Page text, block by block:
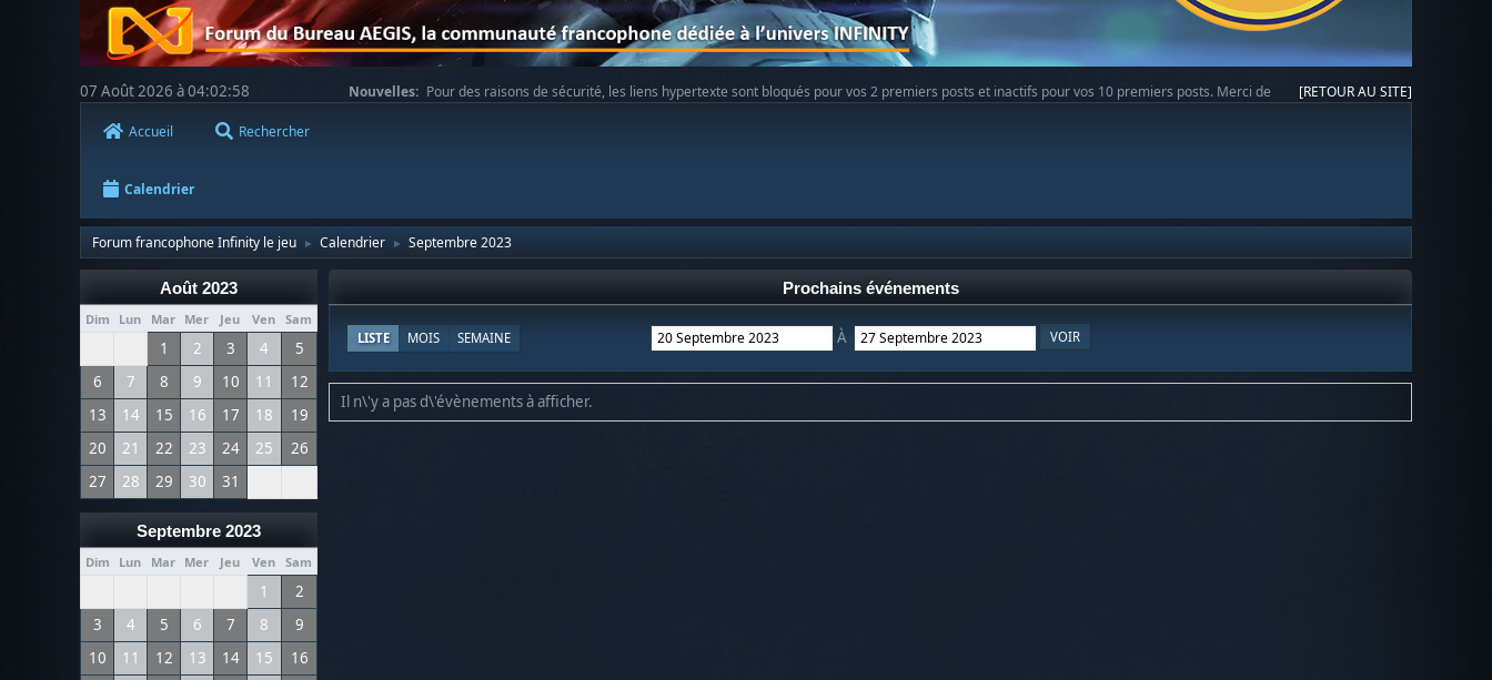
[RETOUR AU SITE]
07 Août 2026 à 04:02:58 Nouvelles: Pour des raisons de sécurité, les liens hypertexte sont bloqués pour vos 2 premiers posts et inactifs pour vos 10 premiers posts. Merci de
Accueil
Rechercher
Calendrier
Forum francophone Infinity le jeu ► Calendrier ► Septembre 2023
Août 2023
Dim Lun Mar Mer Jeu Ven Sam
1 2 3 4
5
6
7 8 9 10 11
12
13
14 15 16 17 18
19
20
21 22 23 24 25
26
27
28 29 30 31
Septembre 2023
Dim Lun Mar Mer Jeu Ven Sam
1
2
3
4 5 6 7 8
9
10
11 12 13 14 15 16
Prochains événements
LISTE MOIS SEMAINE À
Il n\'y a pas d\'évènements à afficher.